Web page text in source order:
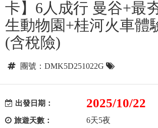
卡】6人成行 曼谷+最
生動物園+桂河火車體
(含稅險)
團號：DMK5D251022G
出發日期： 2025/10/22
旅遊天數： 6天5夜